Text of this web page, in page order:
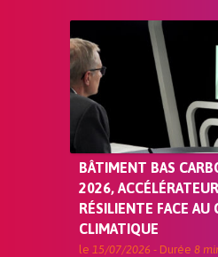
BÂTIMENT BAS
2026,
RÉSILIENTE FACE AU
CLIMATIQUE
le 15/07/2026 - Durée 8